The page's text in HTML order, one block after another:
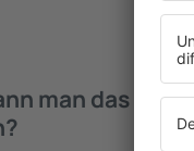
man das